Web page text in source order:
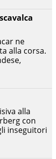
alla
con
inseguitori
ne
alla corsa.